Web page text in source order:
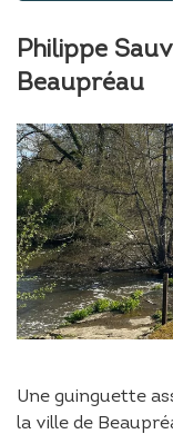
Philippe
Beaupréau
Une guinguette
la ville de